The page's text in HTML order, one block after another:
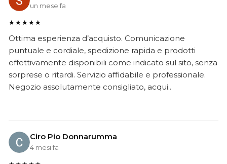
un mese fa
★★★★★
Ottima esperienza d’acquisto. Comunicazione
puntuale e cordiale, spedizione rapida e prodotti
effettivamente disponibili come indicato sul sito, senza
sorprese o ritardi. Servizio affidabile e professionale.
Negozio assolutamente consigliato, acqui..
Ciro Pio Donnarumma
4 mesi fa